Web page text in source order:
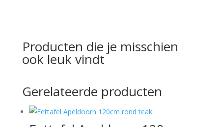
Producten die je misschien
ook leuk vindt
Gerelateerde producten